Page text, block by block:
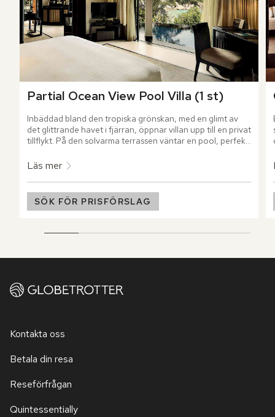
Partial Ocean View Pool Villa (1 st)
Inbäddad bland den tropiska grönskan, med en glimt av
det glittrande havet i fjärran, öppnar villan upp till en privat
tillflykt. På den solvarma terrassen väntar en pool, perfekt
Läs mer
SÖK FÖR PRISFÖRSLAG
Kontakta oss
Betala din resa
Reseförfrågan
Quintessentially